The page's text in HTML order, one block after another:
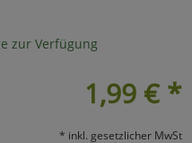
zur Verfügung
1,99 € *
* inkl. gesetzlicher MwSt
speichern
zu Haupptseite